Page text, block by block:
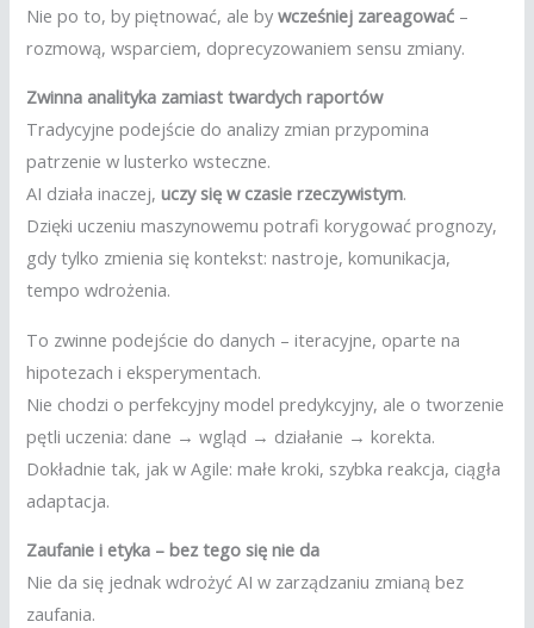
Nie po to, by piętnować, ale bywcześniej zareagować –
rozmową, wsparciem, doprecyzowaniem sensu zmiany.
Zwinna analityka zamiast twardych raportów
Tradycyjne podejście do analizy zmian przypomina
patrzenie w lusterko wsteczne.
AI działa inaczej,uczy się w czasie rzeczywistym.
Dzięki uczeniu maszynowemu potrafi korygować prognozy,
gdy tylko zmienia się kontekst: nastroje, komunikacja,
tempo wdrożenia.
To zwinne podejście do danych – iteracyjne, oparte na
hipotezach i eksperymentach.
Nie chodzi o perfekcyjny model predykcyjny, ale o tworzenie
pętli uczenia: dane → wgląd → działanie → korekta.
Dokładnie tak, jak w Agile: małe kroki, szybka reakcja, ciągła
adaptacja.
Zaufanie i etyka – bez tego się nie da
Nie da się jednak wdrożyć AI w zarządzaniu zmianą bez
zaufania.